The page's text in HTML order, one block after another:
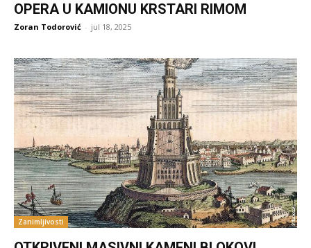
OPERA U KAMIONU KRSTARI RIMOM
Zoran Todorović - jul 18, 2025
Zanimljivosti